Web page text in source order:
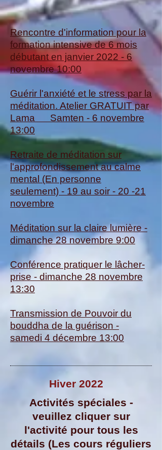
Rencontre d'information pour la
formation intensive de 6 mois
débutant en janvier 2022 - 6
novembre 10:00
Guérir l'anxiété et le stress par la
méditation. Atelier GRATUIT par
Lama Samten - 6 novembre
13:00
Retraite de méditation sur
l'approfondissement au calme
mental (En personne
seulement) - 19 au soir - 20 -21
novembre
Méditation sur la claire lumière -
dimanche 28 novembre 9:00
Conférence pratiquer le lâcher-
prise - dimanche 28 novembre
13:30
Transmission de Pouvoir du
bouddha de la guérison -
samedi 4 décembre 13:00
Hiver 2022
Activités spéciales -
veuillez cliquer sur
l'activité pour tous les
détails (Les cours réguliers